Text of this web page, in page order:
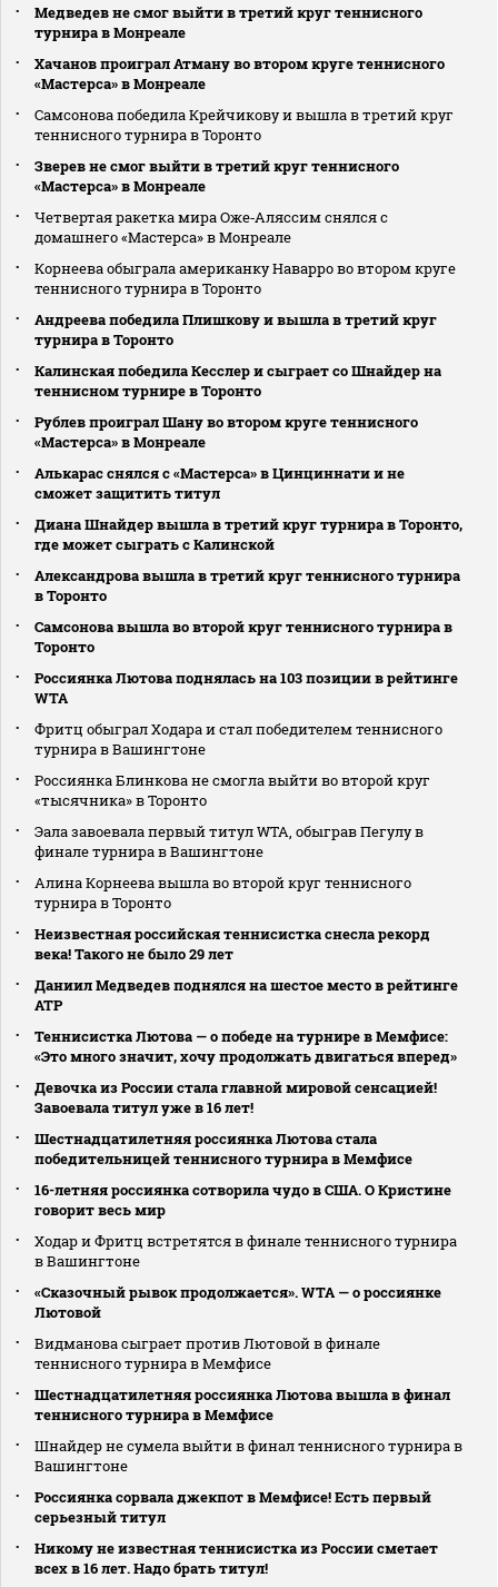
Медведев не смог выйти в третий круг теннисного
турнира в Монреале
Хачанов проиграл Атману во втором круге теннисного
«Мастерса» в Монреале
Самсонова победила Крейчикову и вышла в третий круг
теннисного турнира в Торонто
Зверев не смог выйти в третий круг теннисного
«Мастерса» в Монреале
Четвертая ракетка мира Оже‑Аляссим снялся с
домашнего «Мастерса» в Монреале
Корнеева обыграла американку Наварро во втором круге
теннисного турнира в Торонто
Андреева победила Плишкову и вышла в третий круг
турнира в Торонто
Калинская победила Кесслер и сыграет со Шнайдер на
теннисном турнире в Торонто
Рублев проиграл Шану во втором круге теннисного
«Мастерса» в Монреале
Алькарас снялся с «Мастерса» в Цинциннати и не
сможет защитить титул
Диана Шнайдер вышла в третий круг турнира в Торонто,
где может сыграть с Калинской
Александрова вышла в третий круг теннисного турнира
в Торонто
Самсонова вышла во второй круг теннисного турнира в
Торонто
Россиянка Лютова поднялась на 103 позиции в рейтинге
WTA
Фритц обыграл Ходара и стал победителем теннисного
турнира в Вашингтоне
Россиянка Блинкова не смогла выйти во второй круг
«тысячника» в Торонто
Эала завоевала первый титул WTA, обыграв Пегулу в
финале турнира в Вашингтоне
Алина Корнеева вышла во второй круг теннисного
турнира в Торонто
Неизвестная российская теннисистка снесла рекорд
века! Такого не было 29 лет
Даниил Медведев поднялся на шестое место в рейтинге
АТР
Теннисистка Лютова — о победе на турнире в Мемфисе:
«Это много значит, хочу продолжать двигаться вперед»
Девочка из России стала главной мировой сенсацией!
Завоевала титул уже в 16 лет!
Шестнадцатилетняя россиянка Лютова стала
победительницей теннисного турнира в Мемфисе
16-летняя россиянка сотворила чудо в США. О Кристине
говорит весь мир
Ходар и Фритц встретятся в финале теннисного турнира
в Вашингтоне
«Сказочный рывок продолжается». WTA — о россиянке
Лютовой
Видманова сыграет против Лютовой в финале
теннисного турнира в Мемфисе
Шестнадцатилетняя россиянка Лютова вышла в финал
теннисного турнира в Мемфисе
Шнайдер не сумела выйти в финал теннисного турнира в
Вашингтоне
Россиянка сорвала джекпот в Мемфисе! Есть первый
серьезный титул
Никому не известная теннисистка из России сметает
всех в 16 лет. Надо брать титул!